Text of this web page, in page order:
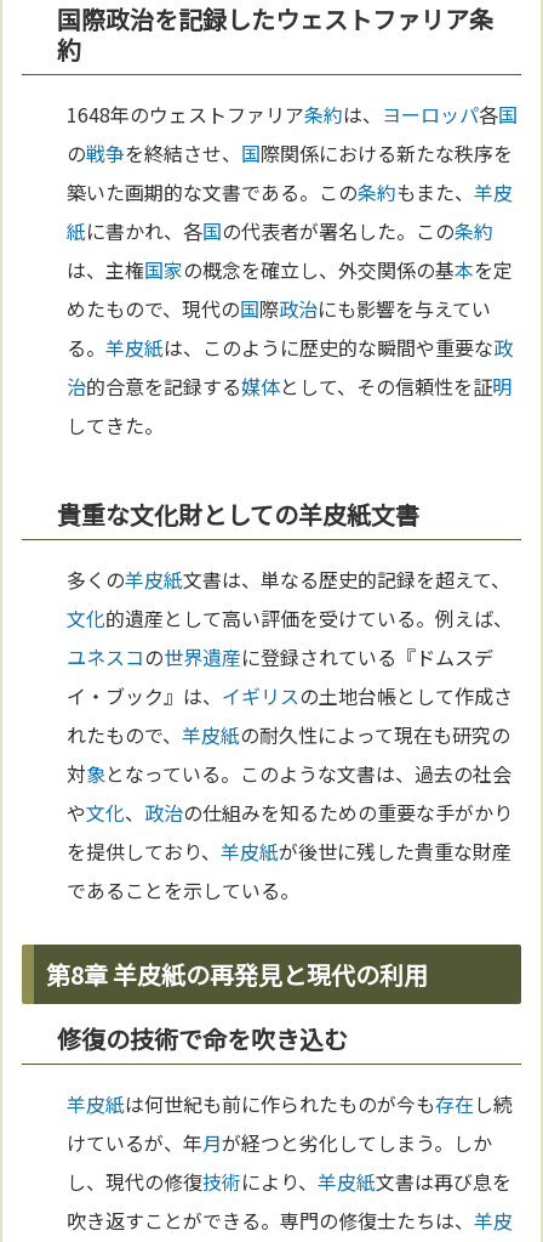
国際政治を記録したウェストファリア条
約
1648年のウェストファリア条約は、 ヨーロッパ各国
の戦争を終結させ、 国際関係における新たな秩序を
築いた画期的な文書である。この条約もまた、羊皮
紙に書かれ、各国の代表者が署名した。この条約
は、主権国家の概念を確立し、外交関係の基本を定
めたもので、現代の国際政治にも影響を与えてい
る。羊皮紙は、このように歴史的な瞬間や重要な政
治的合意を記録する媒体として、その信頼性を証明
してきた。
貴重な文化財としての羊皮紙文書
多くの羊皮紙文書は、単なる歴史的記録を超えて、
文化的遺産として高い評価を受けている。例えば、
ユネスコの世界遺産に登録されている『ドムスデ
イ・ブック』は、 イギリスの土地台帳として作成さ
れたもので、羊皮紙の耐久性によって現在も研究の
対象となっている。このような文書は、過去の社会
や文化、 政治の仕組みを知るための重要な手がかり
を提供しており、羊皮紙が後世に残した貴重な財産
であることを示している。
第8章 羊皮紙の再発見と現代の利用
修復の技術で命を吹き込む
羊皮紙は何世紀も前に作られたものが今も存在し続
けているが、年月が経つと劣化してしまう。しか
し、現代の修復技術により、羊皮紙文書は再び息を
吹き返すことができる。専門の修復士たちは、羊皮